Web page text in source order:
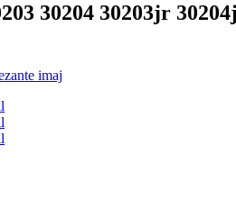
30204 30203jr